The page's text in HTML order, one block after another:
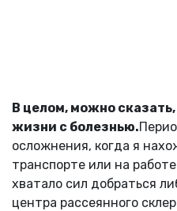
В целом, можно
жизни с болезнью.
осложнения, когда я
транспорте или на
хватало сил добраться
центра рассеянного